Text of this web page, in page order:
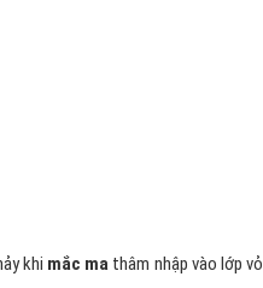
khi mắc ma thâm nhập vào lớp vỏ